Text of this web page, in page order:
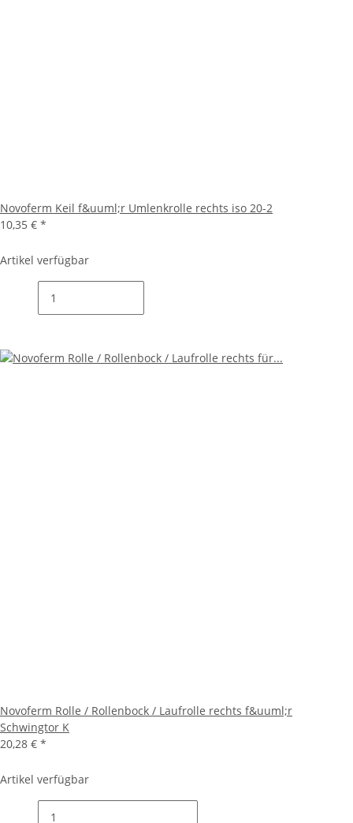
Novoferm Keil f&uuml;r Umlenkrolle rechts iso 20-2
10,35 € *
Artikel verfügbar
Novoferm Rolle / Rollenbock / Laufrolle rechts f&uuml;r
Schwingtor K
20,28 € *
Artikel verfügbar